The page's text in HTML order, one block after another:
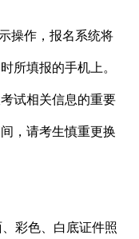
操作，报名系统将
所填报的手机上。
试相关信息的重要
，请考生慎重更换
彩色、白底证件照